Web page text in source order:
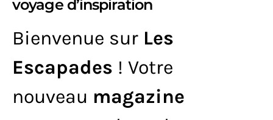
voyage d’inspiration
Bienvenue sur Les
Escapades ! Votre
nouveau magazine